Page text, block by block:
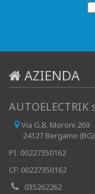
AZIENDA
AUTOELECTRIK
Via G.B. Moroni 269
24127 Bergamo
PI: 00227350162
CF: 00227350162
035262262